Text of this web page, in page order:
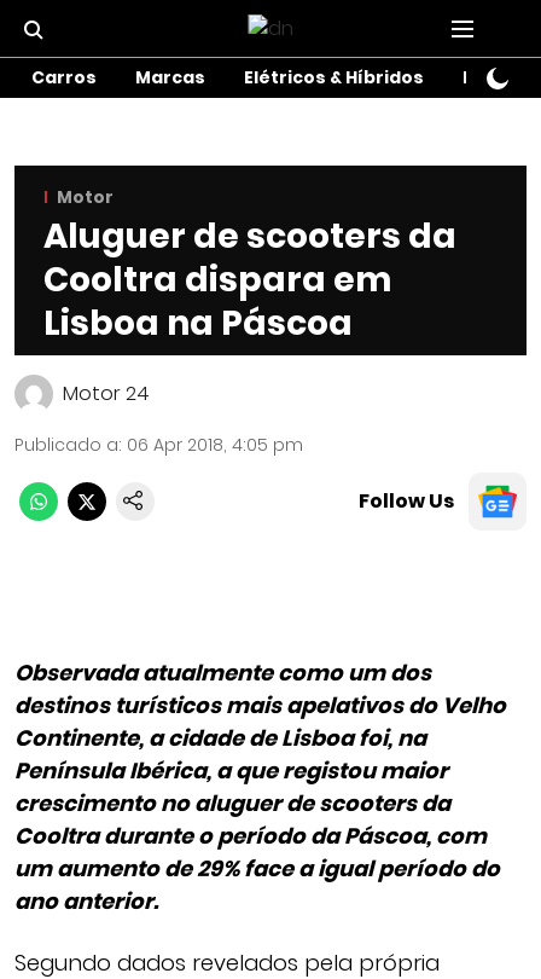
Carros Marcas Elétricos & Híbridos Motos
Motor
Aluguer de scooters da
Cooltra dispara em
Lisboa na Páscoa
Motor 24
Publicado a: 06 Apr 2018, 4:05 pm
Follow Us
Observada atualmente como um dos
destinos turísticos mais apelativos do Velho
Continente, a cidade de Lisboa foi, na
Península Ibérica, a que registou maior
crescimento no aluguer de scooters da
Cooltra durante o período da Páscoa, com
um aumento de 29% face a igual período do
ano anterior.
Segundo dados revelados pela própria